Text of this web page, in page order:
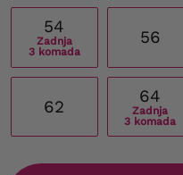
54
Zadnja
3 komada
56
62
64
Zadnja
3 komada